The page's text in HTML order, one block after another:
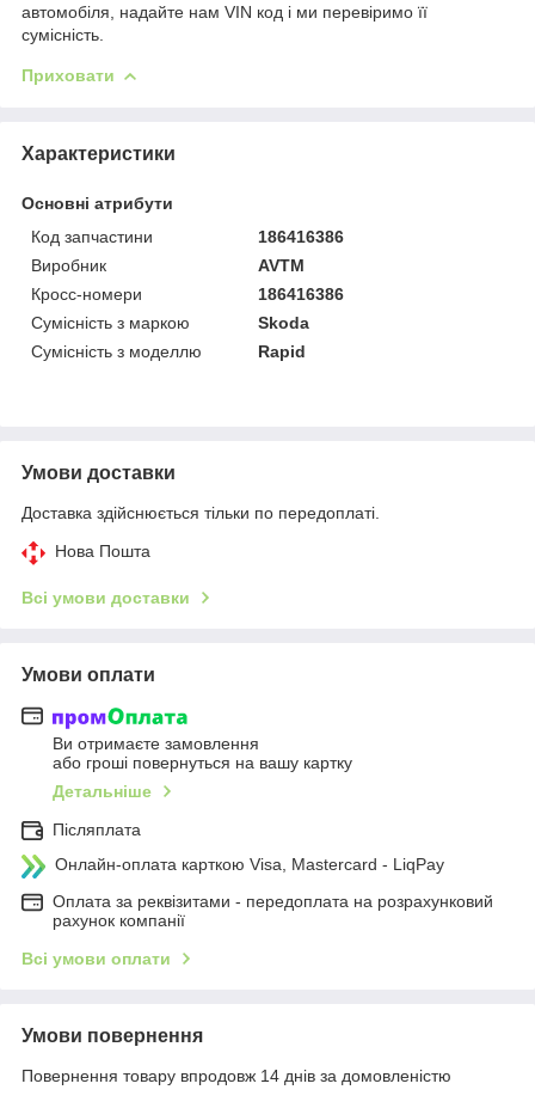
автомобіля, надайте нам VIN код і ми перевіримо її
сумісність.
Приховати
Характеристики
Основні атрибути
Код запчастини
186416386
Виробник
AVTM
Кросс-номери
186416386
Сумісність з маркою
Skoda
Сумісність з моделлю
Rapid
Умови доставки
Доставка здійснюється тільки по передоплаті.
Нова Пошта
Всі умови доставки
Умови оплати
Ви отримаєте замовлення
або гроші повернуться на вашу картку
Детальніше
Післяплата
Онлайн-оплата карткою Visa, Mastercard - LiqPay
Оплата за реквізитами - передоплата на розрахунковий
рахунок компанії
Всі умови оплати
Умови повернення
Повернення товару впродовж 14 днів за домовленістю